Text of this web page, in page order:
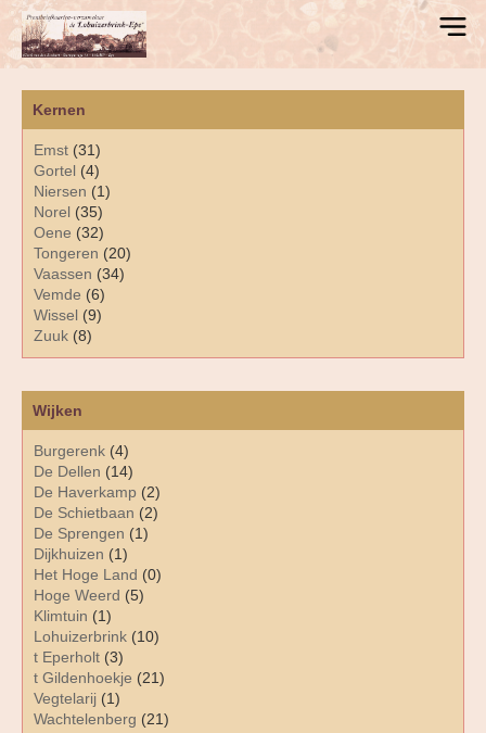
Kernen
Emst (31)
Gortel (4)
Niersen (1)
Norel (35)
Oene (32)
Tongeren (20)
Vaassen (34)
Vemde (6)
Wissel (9)
Zuuk (8)
Wijken
Burgerenk (4)
De Dellen (14)
De Haverkamp (2)
De Schietbaan (2)
De Sprengen (1)
Dijkhuizen (1)
Het Hoge Land (0)
Hoge Weerd (5)
Klimtuin (1)
Lohuizerbrink (10)
t Eperholt (3)
t Gildenhoekje (21)
Vegtelarij (1)
Wachtelenberg (21)